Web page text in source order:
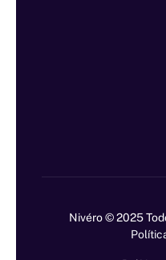
Nivéro © 2025